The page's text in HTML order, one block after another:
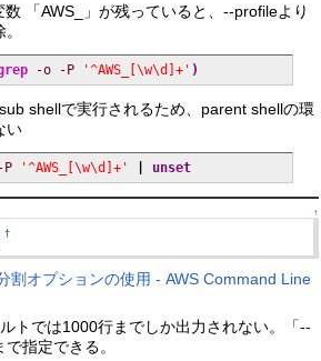
「AWS_」が残っていると、--profileより
-o -P '^AWS_[\w\d]+' )
shellで実行されるため、parent shellの環
い
-P '^AWS_[\w\d]+' unset
↑
†
割オプションの使用 - AWS Command Line
トでは1000行までしか出力されない。「--
指定できる。